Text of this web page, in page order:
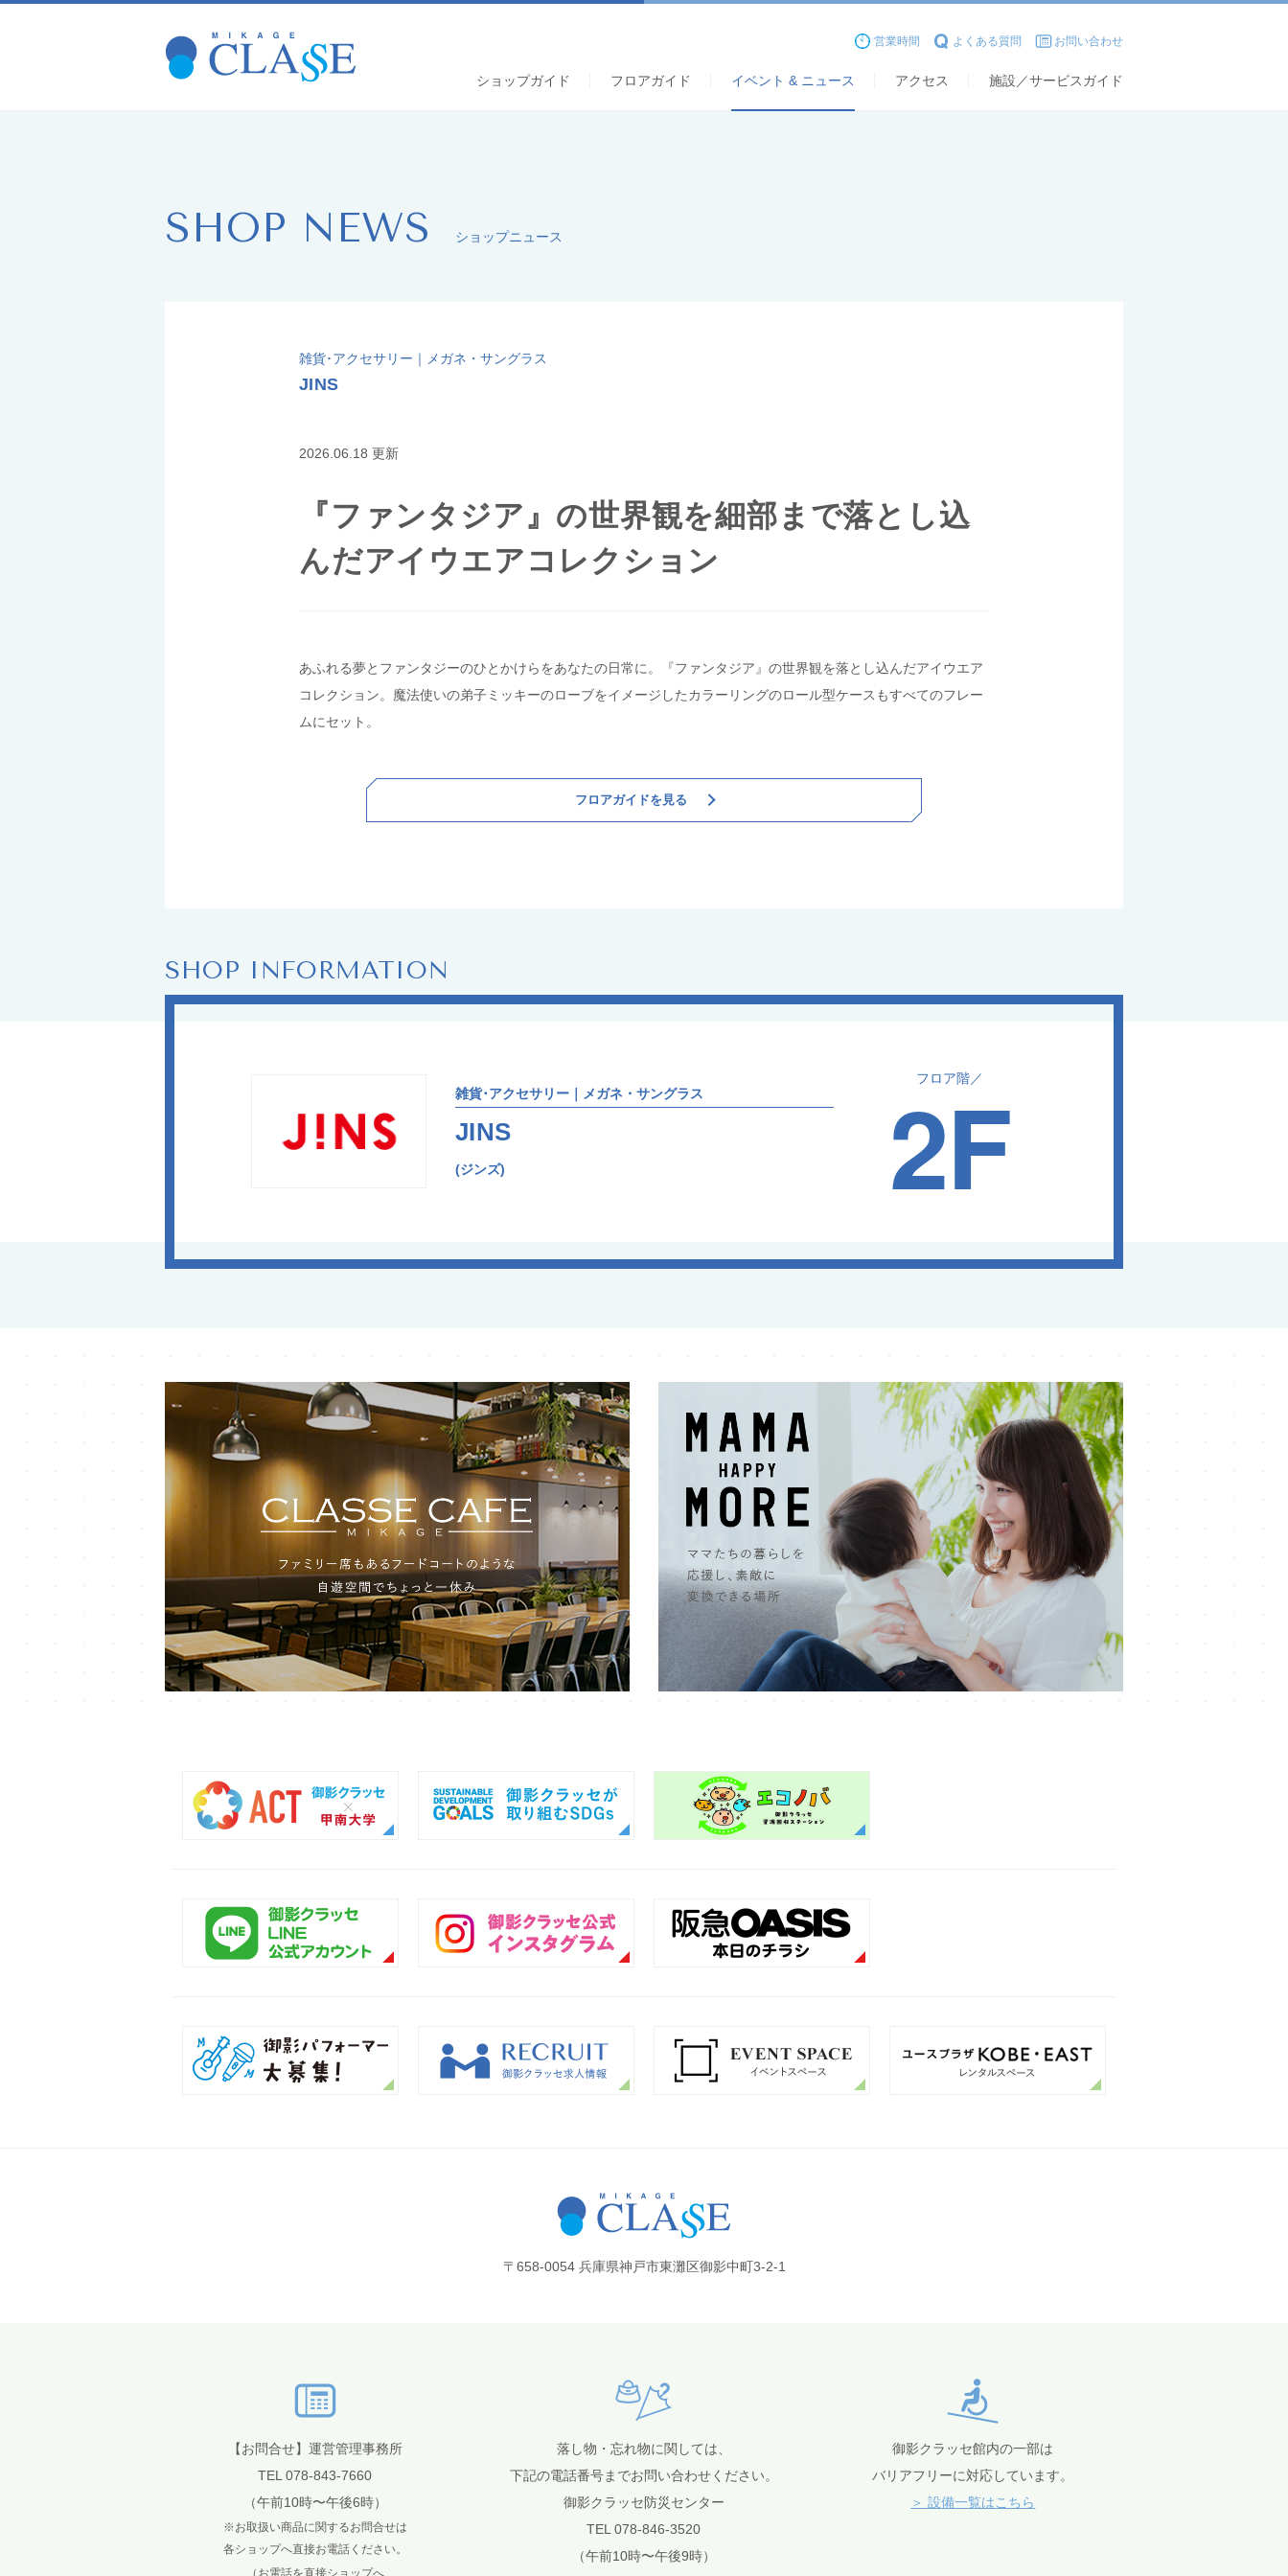
営業時間 よくある質問 お問い合わせ
ショップガイド フロアガイド イベント & ニュース アクセス 施設／サービスガイド
SHOP NEWS ショップニュース
雑貨･アクセサリー｜メガネ・サングラス
JINS
2026.06.18 更新
『ファンタジア』の世界観を細部まで落とし込
んだアイウエアコレクション
あふれる夢とファンタジーのひとかけらをあなたの日常に。『ファンタジア』の世界観を落とし込んだアイウエア
コレクション。魔法使いの弟子ミッキーのローブをイメージしたカラーリングのロール型ケースもすべてのフレー
ムにセット。
フロアガイドを見る
SHOP INFORMATION
雑貨･アクセサリー｜メガネ・サングラス
JINS
(ジンズ)
フロア階／
2F
〒658-0054 兵庫県神戸市東灘区御影中町3-2-1
【お問合せ】運営管理事務所
TEL 078-843-7660
（午前10時〜午後6時）
※お取扱い商品に関するお問合せは
各ショップへ直接お電話ください。
（お電話を直接ショップへ
落し物・忘れ物に関しては、
下記の電話番号までお問い合わせください。
御影クラッセ防災センター
TEL 078-846-3520
（午前10時〜午後9時）
御影クラッセ館内の一部は
バリアフリーに対応しています。
＞ 設備一覧はこちら